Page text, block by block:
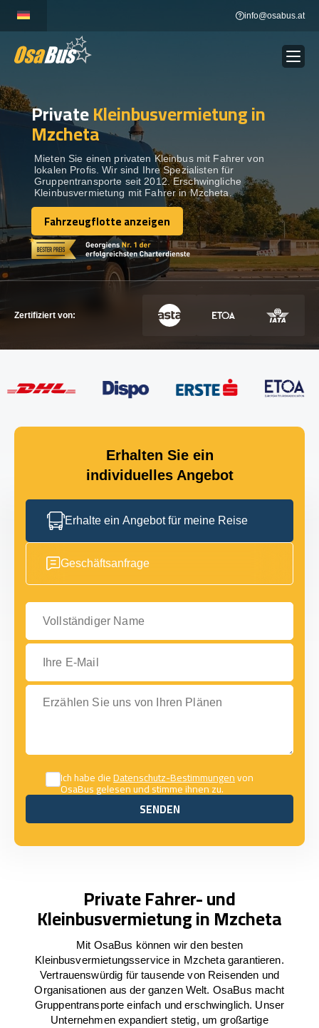
content
info@osabus.at
BUSVERMIETUNG Show dropdown
REISEZIELE
FLOTTE
KONTAKTIEREN SIE UNS
KONTAKTIEREN SIE UNS
PrivateKleinbusvermietung in
Mzcheta
Mieten Sie einen privaten Kleinbus mit Fahrer von
lokalen Profis. Wir sind Ihre Spezialisten für
Gruppentransporte seit 2012. Erschwingliche
Kleinbusvermietung mit Fahrer in Mzcheta.
Fahrzeugflotte anzeigen
Fahrzeugflotte anzeigen
Zertifiziert von:
Erhalten Sie ein
individuelles Angebot
Erhalte ein Angebot für meine Reise
Geschäftsanfrage
Vollständiger Name
Ihre E-Mail
Erzählen Sie uns von Ihren Plänen
Ich habe dieDatenschutz-Bestimmungenvon
OsaBus gelesen und stimme ihnen zu.
SENDEN
SENDEN
Private Fahrer- und
Kleinbusvermietung in Mzcheta
Mit OsaBus können wir den besten
Kleinbusvermietungsservice in Mzcheta garantieren.
Vertrauenswürdig für tausende von Reisenden und
Organisationen aus der ganzen Welt. OsaBus macht
Gruppentransporte einfach und erschwinglich. Unser
Unternehmen expandiert stetig, um großartige